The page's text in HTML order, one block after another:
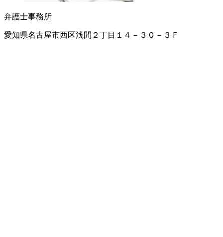
弁護士事務所
愛知県名古屋市西区浅間２丁目１４－３０－３Ｆ